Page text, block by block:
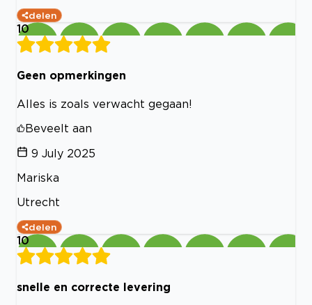
delen
10
Geen opmerkingen
Alles is zoals verwacht gegaan!
Beveelt aan
9 July 2025
Mariska
Utrecht
delen
10
snelle en correcte levering